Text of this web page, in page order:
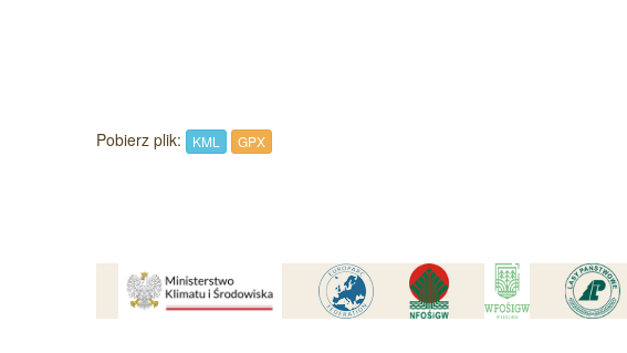
Pobierz plik: KML GPX